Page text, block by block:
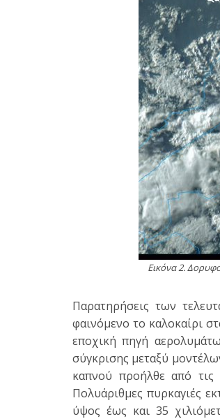
Εικόνα 2.
Παρατηρήσεις των
φαινόμενο το καλοκαίρι
εποχική πηγή
σύγκρισης μεταξύ
καπνού προήλθε από τις
Πολυάριθμες πυρκαγιές
ύψος έως και 35